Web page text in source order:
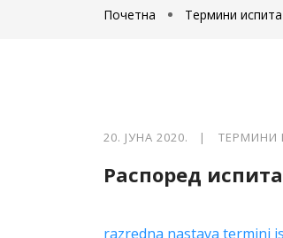
Почетна Термини
20. ЈУНА 2020. | ТЕРМИНИ
Распоред
razredna nastava termini